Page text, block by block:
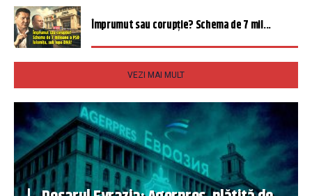
Împrumut sau corupție? Schema de 7 mil...
VEZI MAI MULT